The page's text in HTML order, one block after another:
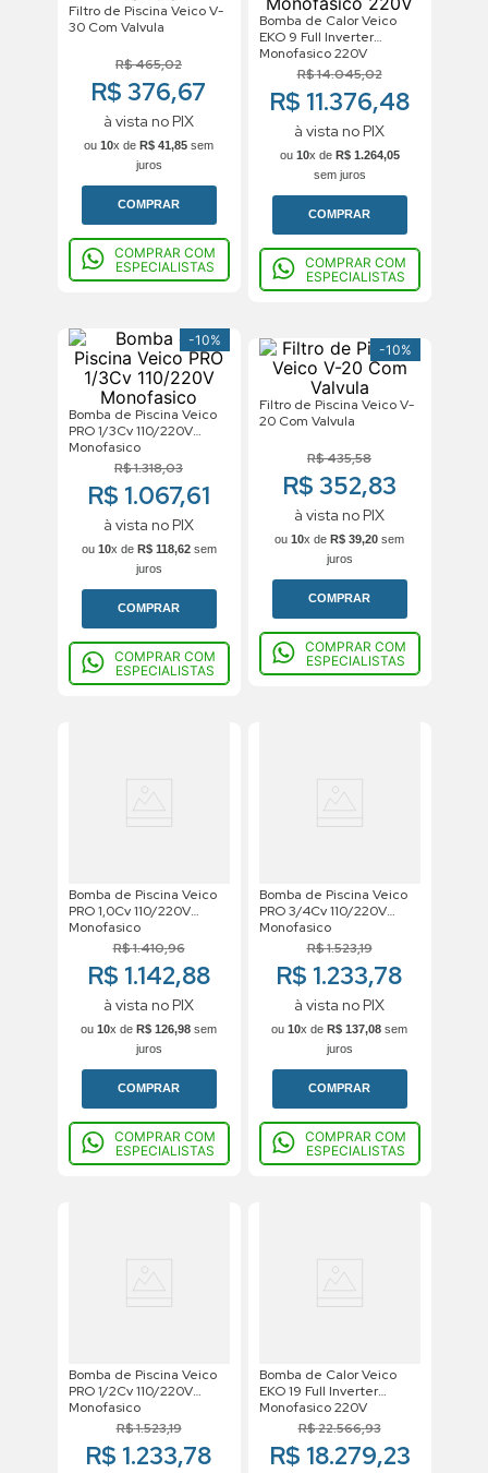
Filtro de Piscina Veico V-
30 Com Valvula
R$465,02
R$ 376,67
à vista no PIX
ou 10x de R$ 41,85 sem
juros
COMPRAR
COMPRAR COM
ESPECIALISTAS
Bomba de Calor Veico
EKO 9 Full Inverter
Monofasico 220V
R$14.045,02
R$ 11.376,48
à vista no PIX
ou 10x de R$ 1.264,05
sem juros
COMPRAR
COMPRAR COM
ESPECIALISTAS
-10%
Bomba de Piscina Veico
PRO 1/3Cv 110/220V
Monofasico
R$1.318,03
R$ 1.067,61
à vista no PIX
ou 10x de R$ 118,62sem
juros
COMPRAR
COMPRAR COM
ESPECIALISTAS
-10%
Filtro de Piscina Veico V-
20 Com Valvula
R$435,58
R$ 352,83
à vista no PIX
ou 10x de R$ 39,20 sem
juros
COMPRAR
COMPRAR COM
ESPECIALISTAS
Bomba de Piscina Veico
PRO 1,0Cv 110/220V
Monofasico
R$1.410,96
R$ 1.142,88
à vista no PIX
ou 10x de R$ 126,98 sem
juros
COMPRAR
COMPRAR COM
ESPECIALISTAS
Bomba de Piscina Veico
PRO 3/4Cv 110/220V
Monofasico
R$1.523,19
R$ 1.233,78
à vista no PIX
ou 10x de R$ 137,08 sem
juros
COMPRAR
COMPRAR COM
ESPECIALISTAS
Bomba de Piscina Veico
PRO 1/2Cv 110/220V
Monofasico
R$1.523,19
R$ 1.233,78
Bomba de Calor Veico
EKO 19 Full Inverter
Monofasico 220V
R$22.566,93
R$ 18.279,23